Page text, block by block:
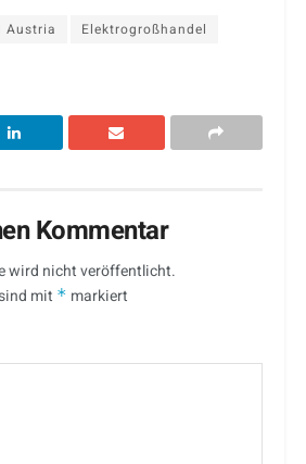
Austria
Elektrogroßhandel
Kommentar
wird nicht veröffentlicht.
mit * markiert